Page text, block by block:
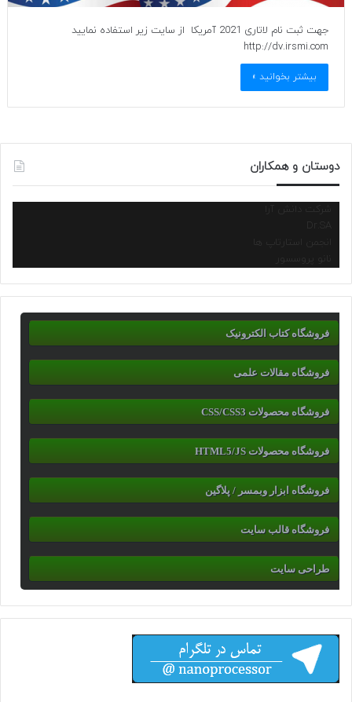
جهت ثبت نام لاتاری 2021 آمریکا از سایت زیر استفاده نمایید
http://dv.irsmi.com
بیشتر بخوانید »
دوستان و همکاران
شرکت دانش آرا
انجمن استارتاپ ها
نانو پروسسور
فروشگاه کتاب الکترونیک
فروشگاه مقالات علمی
فروشگاه محصولات CSS/CSS3
فروشگاه محصولات HTML5/JS
فروشگاه ابزار وبمسر / پلاگین
فروشگاه قالب سایت
طراحی سایت